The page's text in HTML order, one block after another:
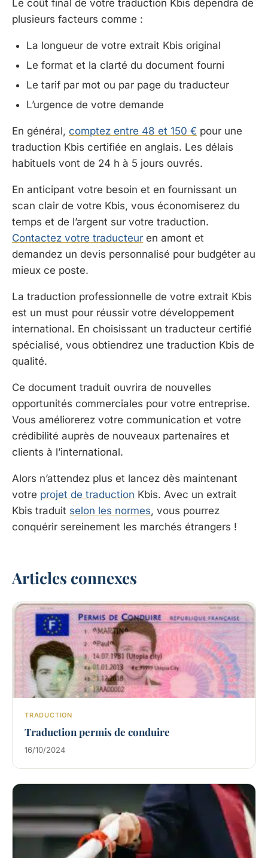
Le coût final de votre traduction Kbis dépendra de
plusieurs facteurs comme :
La longueur de votre extrait Kbis original
Le format et la clarté du document fourni
Le tarif par mot ou par page du traducteur
L’urgence de votre demande
En général, comptez entre 48 et 150 € pour une
traduction Kbis certifiée en anglais. Les délais
habituels vont de 24 h à 5 jours ouvrés.
En anticipant votre besoin et en fournissant un
scan clair de votre Kbis, vous économiserez du
temps et de l’argent sur votre traduction.
Contactez votre traducteur en amont et
demandez un devis personnalisé pour budgéter au
mieux ce poste.
La traduction professionnelle de votre extrait Kbis
est un must pour réussir votre développement
international. En choisissant un traducteur certifié
spécialisé, vous obtiendrez une traduction Kbis de
qualité.
Ce document traduit ouvrira de nouvelles
opportunités commerciales pour votre entreprise.
Vous améliorerez votre communication et votre
crédibilité auprès de nouveaux partenaires et
clients à l’international.
Alors n’attendez plus et lancez dès maintenant
votre projet de traduction Kbis. Avec un extrait
Kbis traduit selon les normes, vous pourrez
conquérir sereinement les marchés étrangers !
Articles connexes
TRADUCTION
Traduction permis de conduire
16/10/2024